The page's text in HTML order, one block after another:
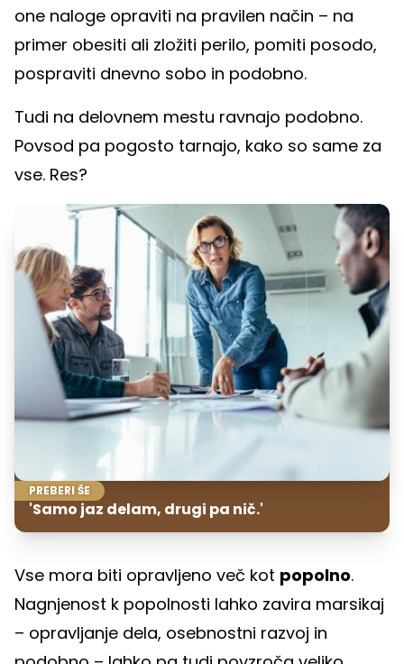
one naloge opraviti na pravilen način – na
primer obesiti ali zložiti perilo, pomiti posodo,
pospraviti dnevno sobo in podobno.
Tudi na delovnem mestu ravnajo podobno.
Povsod pa pogosto tarnajo, kako so same za
vse. Res?
PREBERI ŠE
'Samo jaz delam, drugi pa nič.'
Vse mora biti opravljeno več kot popolno.
Nagnjenost k popolnosti lahko zavira marsikaj
– opravljanje dela, osebnostni razvoj in